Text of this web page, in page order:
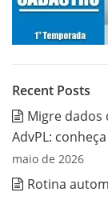
Recent Posts
Migre dados
AdvPL:
maio de 2026
Rotina